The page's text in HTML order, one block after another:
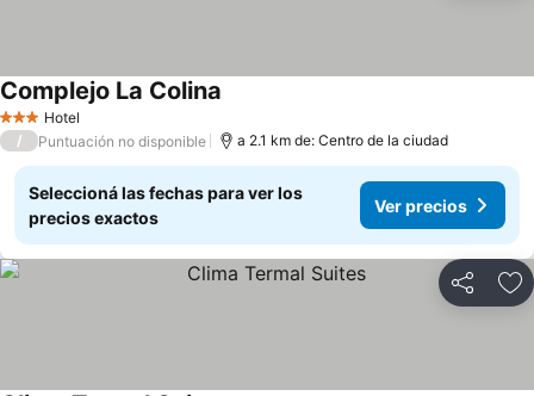
3 Estrellas
Hotel
Complejo La Colina
/ Puntuación no disponible a 2.1 km de: Centro de la ciudad
Seleccioná las fechas para ver los
precios exactos
Ver precios
Compartir